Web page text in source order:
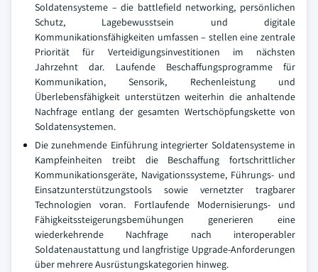
Soldatensysteme – die battlefield networking, persönlichen
Schutz, Lagebewusstsein und digitale
Kommunikationsfähigkeiten umfassen – stellen eine zentrale
Priorität für Verteidigungsinvestitionen im nächsten
Jahrzehnt dar. Laufende Beschaffungsprogramme für
Kommunikation, Sensorik, Rechenleistung und
Überlebensfähigkeit unterstützen weiterhin die anhaltende
Nachfrage entlang der gesamten Wertschöpfungskette von
Soldatensystemen.
Die zunehmende Einführung integrierter Soldatensysteme in
Kampfeinheiten treibt die Beschaffung fortschrittlicher
Kommunikationsgeräte, Navigationssysteme, Führungs- und
Einsatzunterstützungstools sowie vernetzter tragbarer
Technologien voran. Fortlaufende Modernisierungs- und
Fähigkeitssteigerungsbemühungen generieren eine
wiederkehrende Nachfrage nach interoperabler
Soldatenaustattung und langfristige Upgrade-Anforderungen
über mehrere Ausrüstungskategorien hinweg.